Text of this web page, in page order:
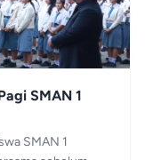
SMAN 1
SMAN 1